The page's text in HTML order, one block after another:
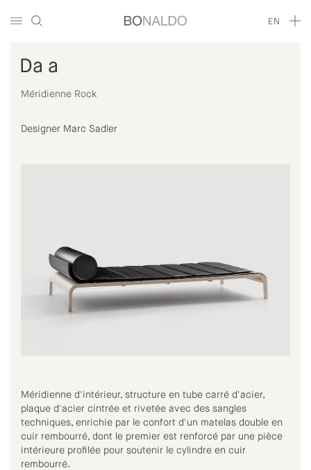
EN
Da a
Méridienne Rock
Designer Marc Sadler
Méridienne d'intérieur, structure en tube carré d'acier,
plaque d'acier cintrée et rivetée avec des sangles
techniques, enrichie par le confort d'un matelas double en
cuir rembourré, dont le premier est renforcé par une pièce
intérieure profilée pour soutenir le cylindre en cuir
rembourré.